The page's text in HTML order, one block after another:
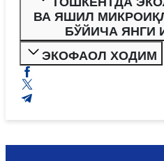
ВА ЯШИЛ
БЎЙИЧА ЯНГИ
ЭКОФАОЛ ХОДИМ